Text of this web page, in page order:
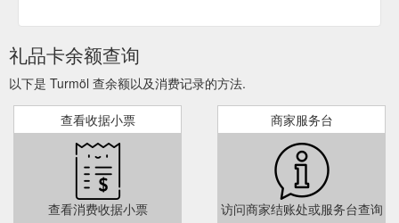
礼品卡余额查询
以下是 Turmöl 查余额以及消费记录的方法.
查看收据小票
查看消费收据小票
商家服务台
访问商家结账处或服务台查询